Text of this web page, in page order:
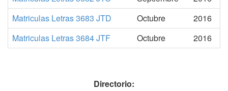
Matriculas Letras 3683 JTD
Octubre
2016
Matriculas Letras 3684 JTF
Octubre 2016
Directorio: